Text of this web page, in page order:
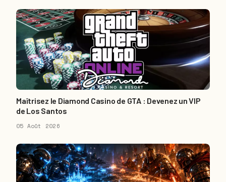
Maîtrisez le Diamond Casino de GTA : Devenez un VIP
de Los Santos
05 Août 2026